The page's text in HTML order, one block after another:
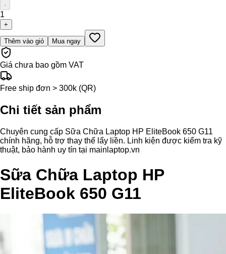
-
1
+
Thêm vào giỏ Mua ngay
Giá chưa bao gồm VAT
Free ship đơn > 300k (QR)
Chi tiết sản phẩm
Chuyên cung cấp Sữa Chữa Laptop HP EliteBook 650 G11
chính hãng, hỗ trợ thay thế lấy liền. Linh kiện được kiểm tra kỹ
thuật, bảo hành uy tín tại mainlaptop.vn
Sữa Chữa Laptop HP
EliteBook 650 G11